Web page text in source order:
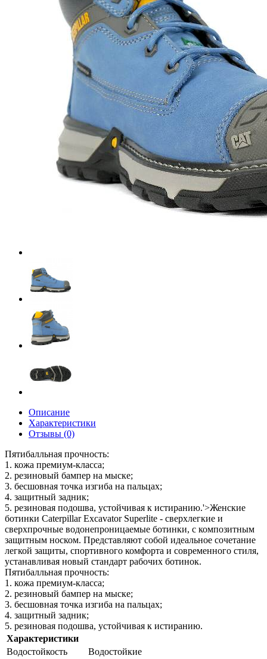
Описание
Характеристики
Отзывы (0)
Пятибалльная прочность:
1. кожа премиум-класса;
2. резиновый бампер на мыске;
3. бесшовная точка изгиба на пальцах;
4. защитный задник;
5. резиновая подошва, устойчивая к истиранию.'>Женские
ботинки Caterpillar Excavator Superlite - сверхлегкие и
сверхпрочные водонепроницаемые ботинки, с композитным
защитным носком. Представляют собой идеальное сочетание
легкой защиты, спортивного комфорта и современного стиля,
устанавливая новый стандарт рабочих ботинок.
Пятибалльная прочность:
1. кожа премиум-класса;
2. резиновый бампер на мыске;
3. бесшовная точка изгиба на пальцах;
4. защитный задник;
5. резиновая подошва, устойчивая к истиранию.
Характеристики
Водостойкость
Водостойкие